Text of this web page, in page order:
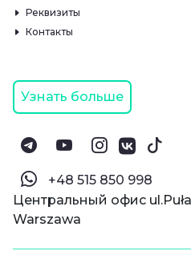
Реквизиты
Контакты
Узнать больше
‪+48 515 850 998‬
Центральный офис
Warszawa